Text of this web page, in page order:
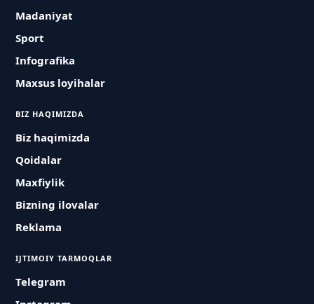
Madaniyat
Sport
Infografika
Maxsus loyihalar
BIZ HAQIMIZDA
Biz haqimizda
Qoidalar
Maxfiylik
Bizning ilovalar
Reklama
IJTIMOIY TARMOQLAR
Telegram